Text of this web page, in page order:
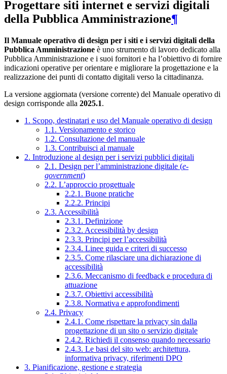
Progettare siti internet e servizi digitali
della Pubblica Amministrazione¶
Il Manuale operativo di design per i siti e i servizi digitali della
Pubblica Amministrazione è uno strumento di lavoro dedicato alla
Pubblica Amministrazione e i suoi fornitori e ha l’obiettivo di fornire
indicazioni operative per orientare e migliorare la progettazione e la
realizzazione dei punti di contatto digitali verso la cittadinanza.
La versione aggiornata (versione corrente) del Manuale operativo di
design corrisponde alla 2025.1.
1. Scopo, destinatari e uso del Manuale operativo di design
1.1. Versionamento e storico
1.2. Consultazione del manuale
1.3. Contribuisci al manuale
2. Introduzione al design per i servizi pubblici digitali
2.1. Design per l’amministrazione digitale (e-
government)
2.2. L’approccio progettuale
2.2.1. Buone pratiche
2.2.2. Principi
2.3. Accessibilità
2.3.1. Definizione
2.3.2. Accessibilità by design
2.3.3. Principi per l’accessibilità
2.3.4. Linee guida e criteri di successo
2.3.5. Come rilasciare una dichiarazione di
accessibilità
2.3.6. Meccanismo di feedback e procedura di
attuazione
2.3.7. Obiettivi accessibilità
2.3.8. Normativa e approfondimenti
2.4. Privacy
2.4.1. Come rispettare la privacy sin dalla
progettazione di un sito o servizio digitale
2.4.2. Richiedi il consenso quando necessario
2.4.3. Le basi del sito web: architettura,
informativa privacy, riferimenti DPO
3. Pianificazione, gestione e strategia